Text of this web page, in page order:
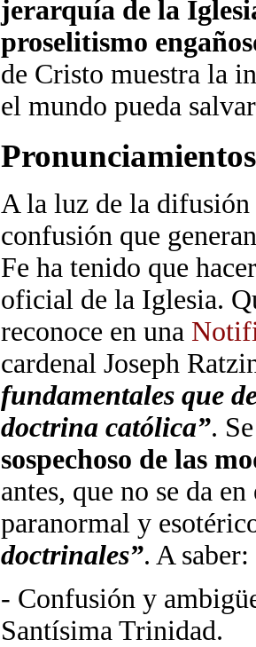
jerarquía de la
proselitismo
de Cristo muestra la
el mundo pueda
A la luz de la difusión
confusión que
Fe ha tenido que
oficial de la Iglesia.
reconoce en una
cardenal Joseph
fundamentales que
doctrina católica”.
sospechoso de las
antes, que no se da
paranormal y
doctrinales”. A saber:
- Confusión y
Santísima Trinidad.